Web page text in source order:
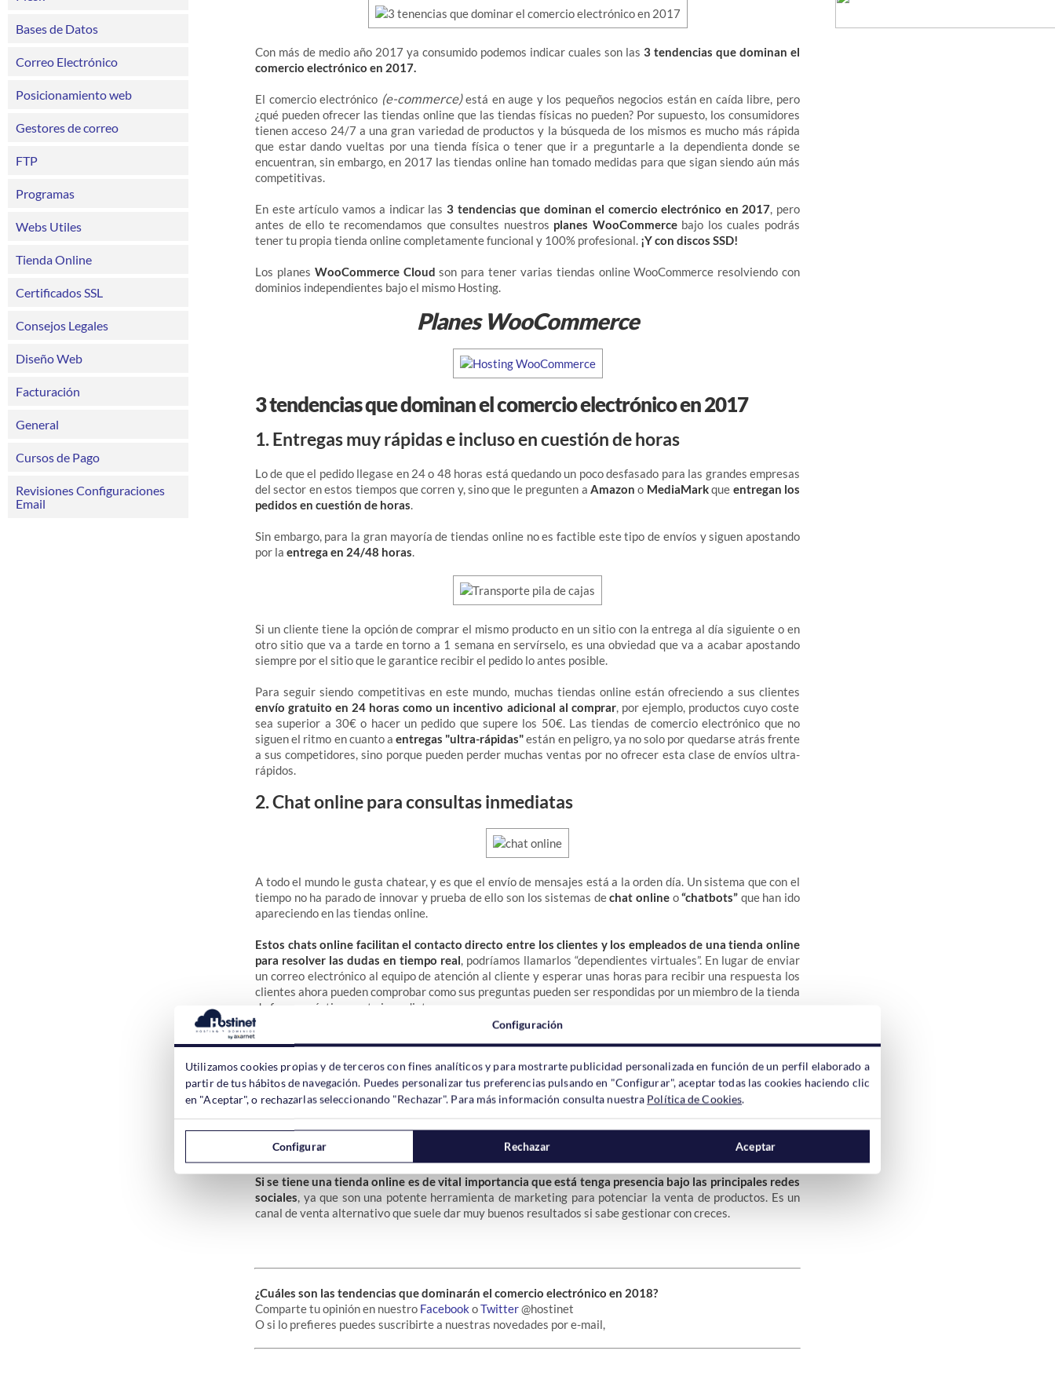
Bases de Datos
Correo Electrónico
Posicionamiento web
Gestores de correo
FTP
Programas
Webs Utiles
Tienda Online
Certificados SSL
Consejos Legales
Diseño Web
Facturación
General
Cursos de Pago
Revisiones Configuraciones
Email
Con más de medio año 2017 ya consumido podemos indicar cuales son las 3 tendencias que dominan el
comercio electrónico en 2017.
El comercio electrónico (e-commerce)está en auge y los pequeños negocios están en caída libre, pero
¿qué pueden ofrecer las tiendas online que las tiendas físicas no pueden? Por supuesto, los consumidores
tienen acceso 24/7 a una gran variedad de productos y la búsqueda de los mismos es mucho más rápida
que estar dando vueltas por una tienda física o tener que ir a preguntarle a la dependienta donde se
encuentran, sin embargo, en 2017 las tiendas online han tomado medidas para que sigan siendo aún más
competitivas.
En este artículo vamos a indicar las 3 tendencias que dominan el comercio electrónico en 2017, pero
antes de ello te recomendamos que consultes nuestros planes WooCommercebajo los cuales podrás
tener tu propia tienda online completamente funcional y 100% profesional. ¡Y con discos SSD!
Los planes WooCommerce Cloud son para tener varias tiendas online WooCommerce resolviendo con
dominios independientes bajo el mismo Hosting.
Planes WooCommerce
3 tendencias que dominan el comercio electrónico en 2017
1. Entregas muy rápidas e incluso en cuestión de horas
Lo de que el pedido llegase en 24 o 48 horas está quedando un poco desfasado para las grandes empresas
del sector en estos tiempos que corren y, sino que le pregunten a Amazon o MediaMarkque entregan los
pedidos en cuestión de horas.
Sin embargo, para la gran mayoría de tiendas online no es factible este tipo de envíos y siguen apostando
por la entrega en 24/48 horas.
Si un cliente tiene la opción de comprar el mismo producto en un sitio con la entrega al día siguiente o en
otro sitio que va a tarde en torno a 1 semana en servírselo, es una obviedad que va a acabar apostando
siempre por el sitio que le garantice recibir el pedido lo antes posible.
Para seguir siendo competitivas en este mundo, muchas tiendas online están ofreciendo a sus clientes
envío gratuito en 24 horas como un incentivo adicional al comprar, por ejemplo, productos cuyo coste
sea superior a 30€ o hacer un pedido que supere los 50€. Las tiendas de comercio electrónico que no
siguen el ritmo en cuanto aentregas "ultra-rápidas"están en peligro, ya no solo por quedarse atrás frente
a sus competidores, sino porque pueden perder muchas ventas por no ofrecer esta clase de envíos ultra-
rápidos.
2. Chat online para consultas inmediatas
A todo el mundo le gusta chatear, y es que el envío de mensajes está a la orden día. Un sistema que con el
tiempo no ha parado de innovar y prueba de ello son los sistemas dechat online o“chatbots” que han ido
apareciendo en las tiendas online.
Estos chats online facilitan el contacto directo entre los clientes y los empleados de una tienda online
para resolver las dudas en tiempo real, podríamos llamarlos “dependientes virtuales”. En lugar de enviar
un correo electrónico al equipo de atención al cliente y esperar unas horas para recibir una respuesta los
clientes ahora pueden comprobar como sus preguntas pueden ser respondidas por un miembro de la tienda
de forma prácticamente inmediata.
3. Presencia en Redes Sociales
Las tiendas de comercio electrónico y las redes sociales siempre han ido de la mano, pero ahora están
intensificando su “juego”.FacebookyTwitterestán haciendo que seamás fácil vender los productosde
una tienda online con sus nuevas funcionalidades.
Si se tiene una tienda online es de vital importancia que está tenga presencia bajo las principales redes
sociales, ya que son una potente herramienta de marketing para potenciar la venta de productos. Es un
canal de venta alternativo que suele dar muy buenos resultados si sabe gestionar con creces.
¿Cuáles son las tendencias que dominarán el comercio electrónico en 2018?
Comparte tu opinión en nuestro Facebook oTwitter@hostinet
O si lo prefieres puedes suscribirte a nuestras novedades por e-mail,
Configuración
Utilizamos cookies propias y de terceros con fines analíticos y para mostrarte publicidad personalizada en función de un perfil elaborado a
partir de tus hábitos de navegación. Puedes personalizar tus preferencias pulsando en "Configurar", aceptar todas las cookies haciendo clic
en "Aceptar", o rechazarlas seleccionando "Rechazar". Para más información consulta nuestra Política de Cookies.
Configurar Rechazar Aceptar